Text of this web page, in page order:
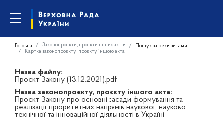
Головна Законопроєкти, проєкти інших актів
Пошук за реквізитами
Картка законопроєкту, проєкту іншого акта
Назва файлу:
Проєкт Закону (13.12.2021).pdf
Назва законопроєкту, проєкту іншого акта:
Проєкт Закону про основні засади формування та
реалізації пріоритетних напрямів наукової, науково-
технічної та інноваційної діяльності в Україні